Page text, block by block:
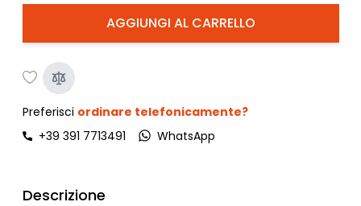
AGGIUNGI AL CARRELLO
Preferisci ordinare telefonicamente?
+39 391 7713491
WhatsApp
Descrizione